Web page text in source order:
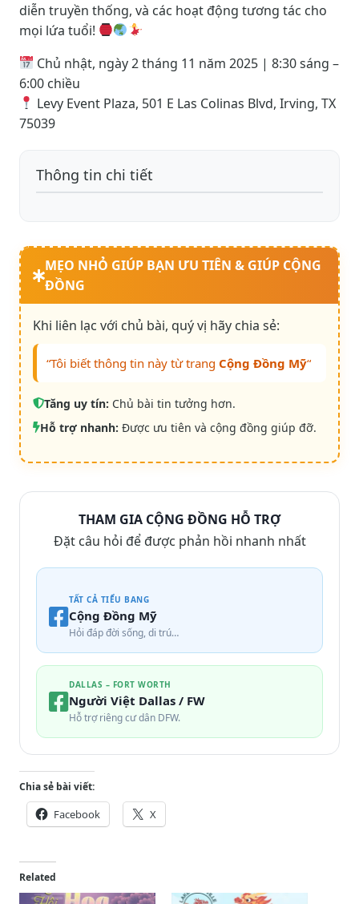
diễn truyền thống, và các hoạt động tương tác cho
mọi lứa tuổi!
Chủ nhật, ngày 2 tháng 11 năm 2025 | 8:30 sáng –
6:00 chiều
Levy Event Plaza, 501 E Las Colinas Blvd, Irving, TX
75039
Thông tin chi tiết
MẸO NHỎ GIÚP BẠN ƯU TIÊN & GIÚP CỘNG
ĐỒNG
Khi liên lạc với chủ bài, quý vị hãy chia sẻ:
“Tôi biết thông tin này từ trang Cộng Đồng Mỹ“
Tăng uy tín: Chủ bài tin tưởng hơn.
Hỗ trợ nhanh: Được ưu tiên và cộng đồng giúp đỡ.
THAM GIA CỘNG ĐỒNG HỖ TRỢ
Đặt câu hỏi để được phản hồi nhanh nhất
TẤT CẢ TIỂU BANG
Cộng Đồng Mỹ
Hỏi đáp đời sống, di trú…
DALLAS – FORT WORTH
Người Việt Dallas / FW
Hỗ trợ riêng cư dân DFW.
Chia sẻ bài viết:
Facebook X
Related